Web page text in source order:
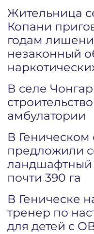
Жительница
Копани
годам
незаконный
В селе
амбулатории
В Геническом
предложили
почти 390 га
В Геническе
тренер по
для детей с